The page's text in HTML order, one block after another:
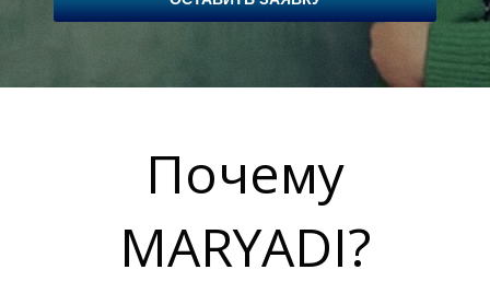
Почему
MARYADI?